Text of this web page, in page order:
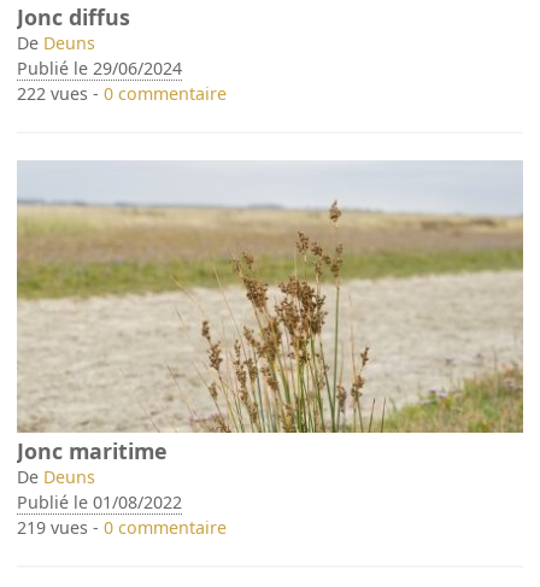
Jonc diffus
De Deuns
Publié le 29/06/2024
222 vues -0 commentaire
Jonc maritime
De Deuns
Publié le 01/08/2022
219 vues -0 commentaire